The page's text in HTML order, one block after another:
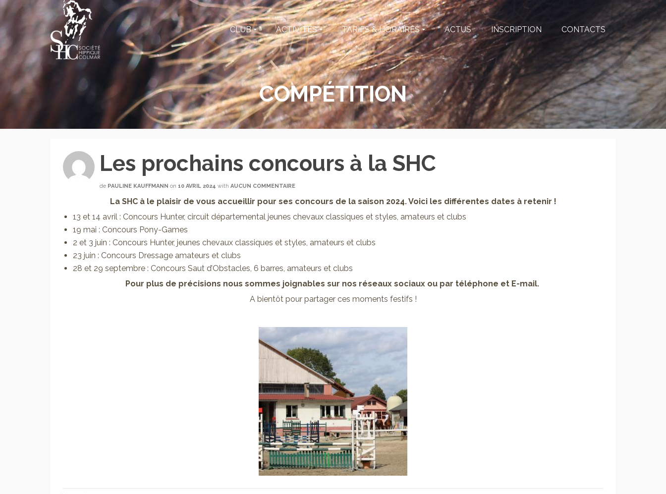
CLUB ACTIVITÉS TARIFS & HORAIRES ACTUS INSCRIPTION CONTACTS
COMPÉTITION
Les prochains concours à la SHC
de PAULINE KAUFFMANN on 10 AVRIL 2024 with AUCUN COMMENTAIRE
La SHC à le plaisir de vous accueillir pour ses concours de la saison 2024. Voici les différentes dates à retenir !
13 et 14 avril : Concours Hunter, circuit départemental jeunes chevaux classiques et styles, amateurs et clubs
19 mai : Concours Pony-Games
2 et 3 juin : Concours Hunter, jeunes chevaux classiques et styles, amateurs et clubs
23 juin : Concours Dressage amateurs et clubs
28 et 29 septembre : Concours Saut d’Obstacles, 6 barres, amateurs et clubs
Pour plus de précisions nous sommes joignables sur nos réseaux sociaux ou par téléphone et E-mail.
A bientôt pour partager ces moments festifs !